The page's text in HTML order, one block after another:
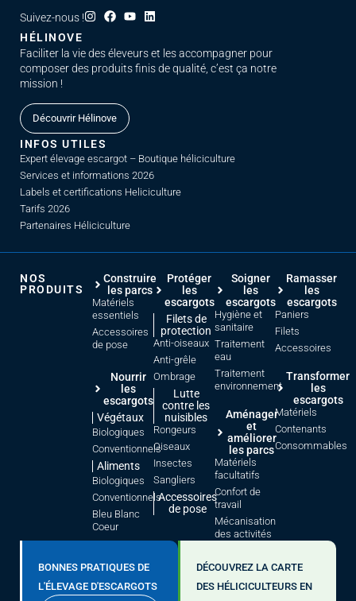
Suivez-nous !
HÉLINOVE
Faciliter la vie des éleveurs et les accompagner pour
composer des produits finis de qualité, c’est ça notre
mission !
Découvrir Hélinove
INFOS UTILES
Expert élevage escargot – Boutique héliciculture
Services et informations 2026
Labels et certifications Heliciculture
Tarifs 2026
Partenaires Héliciculture
BONNES PRATIQUES DE
L'ÉLEVAGE D'ESCARGOTS
DÉCOUVREZ LA CARTE
DES HÉLICICULTEURS EN
NOS
PRODUITS
Construire
les parcs
Matériels
essentiels
Accessoires
de pose
Nourrir
les
escargots
Végétaux
Biologiques
Conventionnels
Aliments
Biologiques
Conventionnels
Bleu Blanc
Coeur
Protéger
les
escargots
Filets de
protection
Anti-oiseaux
Anti-grêle
Ombrage
Lutte
contre les
nuisibles
Rongeurs
Oiseaux
Insectes
Sangliers
Accessoires
de pose
Soigner
les
escargots
Hygiène et
sanitaire
Traitement
eau
Traitement
environnement
Aménager
et
améliorer
les parcs
Matériels
facultatifs
Confort de
travail
Mécanisation
des activités
Ramasser
les
escargots
Paniers
Filets
Accessoires
Transformer
les
escargots
Matériels
Contenants
Consommables